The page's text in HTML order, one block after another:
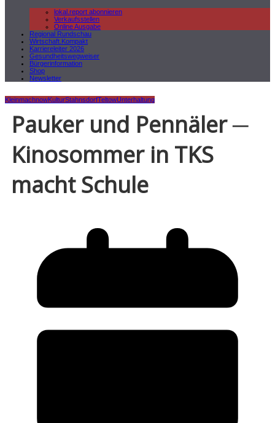
lokal.report abonnieren
Verkaufsstellen
Online Ausgabe
Regional Rundschau
Wirtschaft.Kompakt
Karriereleiter 2026
Gesundheitswegweiser
Bürgerinformation
Shop
Newsletter
KleinmachnowKulturStahnsdorfTeltowUnterhaltung
Pauker und Pennäler ─
Kinosommer in TKS
macht Schule